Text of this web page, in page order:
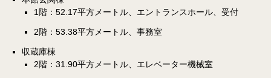
1階：52.17平方メートル、エントランスホール、受付
2階：53.38平方メートル、事務室
収蔵庫棟
2階：31.90平方メートル、エレベーター機械室